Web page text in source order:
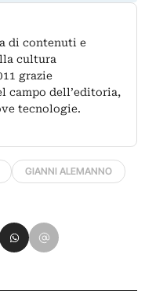
di contenuti e
cultura
grazie
campo dell’editoria,
tecnologie.
GIANNI ALEMANNO
LinkedIn
su Pinterest
Condividi su WhatsApp
Condividi su Email